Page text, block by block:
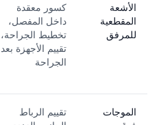
الأشعة
المقطعية
للمرفق
كسور معقدة
داخل المفصل،
تخطيط الجراحة،
تقييم الأجهزة بعد
الجراحة
الموجات
تقييم الرباط